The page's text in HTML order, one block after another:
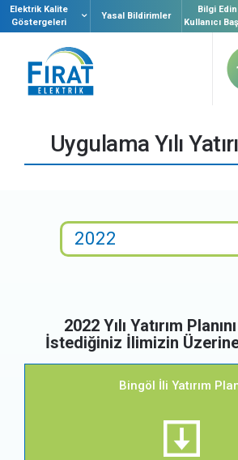
Elektrik Kalite
Göstergeleri
Yasal Bildirimler
Bilgi
Kullanıcı
Uygulama Yılı
2022 Yılı Yatırım
İstediğiniz İlimizin Üzerine
Bingöl İli Yatırım